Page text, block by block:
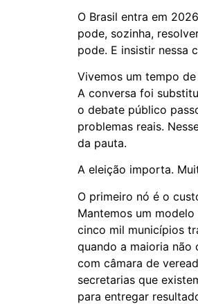
O Brasil entra em
pode, sozinha,
pode. E insistir nessa
Vivemos um tempo
A conversa foi
o debate público
problemas reais.
da pauta.
A eleição importa.
O primeiro nó é o
Mantemos um
cinco mil municípios
quando a maioria não
com câmara de
secretarias que
para entregar